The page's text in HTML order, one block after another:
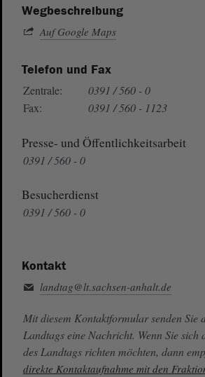
Wegbeschreibung
Auf Google Maps
Telefon und Fax
Zentrale:
0391 / 560 - 0
Fax:
0391 / 560 - 1123
Presse- und Öffentlichkeitsarbeit
0391 / 560 - 0
Besucherdienst
0391 / 560 - 0
Kontakt
landtag@lt.sachsen-anhalt.de
Mit diesem Kontaktformular senden Sie
Landtags eine Nachricht. Wenn Sie sich
des Landtags richten möchten, dann
direkte Kontaktaufnahme mit den